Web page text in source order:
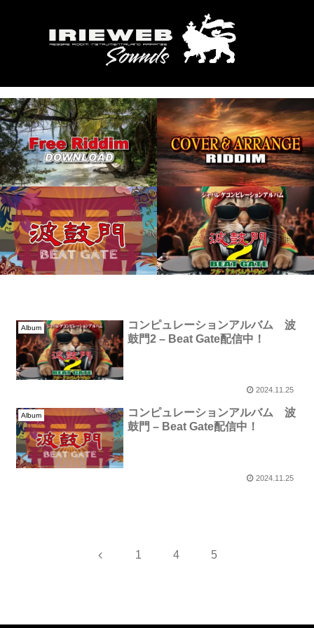
Album
コンピュレーションアルバム 波
鼓門2 – Beat Gate配信中！
2024.11.25
Album
コンピュレーションアルバム 波
鼓門 – Beat Gate配信中！
2024.11.25
前 1 4 5